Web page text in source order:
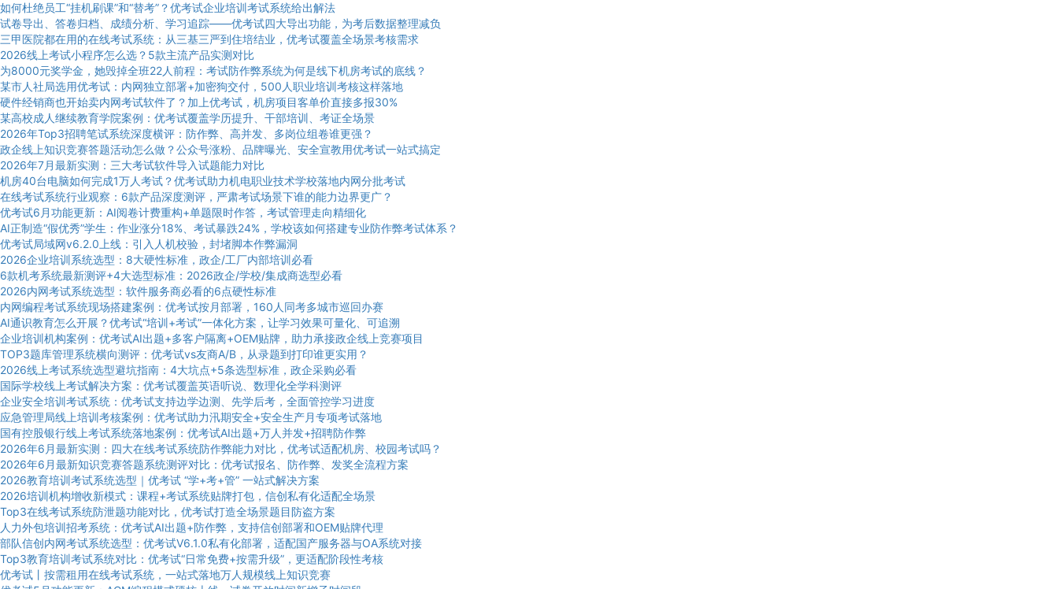
如何杜绝员工“挂机刷课”和“替考”？优考试企业培训考试系统给出解法
试卷导出、答卷归档、成绩分析、学习追踪——优考试四大导出功能，为考后数据整理减负
三甲医院都在用的在线考试系统：从三基三严到住培结业，优考试覆盖全场景考核需求
2026线上考试小程序怎么选？5款主流产品实测对比
为8000元奖学金，她毁掉全班22人前程：考试防作弊系统为何是线下机房考试的底线？
某市人社局选用优考试：内网独立部署+加密狗交付，500人职业培训考核这样落地
硬件经销商也开始卖内网考试软件了？加上优考试，机房项目客单价直接多报30%
某高校成人继续教育学院案例：优考试覆盖学历提升、干部培训、考证全场景
2026年Top3招聘笔试系统深度横评：防作弊、高并发、多岗位组卷谁更强？
政企线上知识竞赛答题活动怎么做？公众号涨粉、品牌曝光、安全宣教用优考试一站式搞定
2026年7月最新实测：三大考试软件导入试题能力对比
机房40台电脑如何完成1万人考试？优考试助力机电职业技术学校落地内网分批考试
在线考试系统行业观察：6款产品深度测评，严肃考试场景下谁的能力边界更广？
优考试6月功能更新：AI阅卷计费重构+单题限时作答，考试管理走向精细化
AI正制造“假优秀”学生：作业涨分18%、考试暴跌24%，学校该如何搭建专业防作弊考试体系？
优考试局域网v6.2.0上线：引入人机校验，封堵脚本作弊漏洞
2026企业培训系统选型：8大硬性标准，政企/工厂内部培训必看
6款机考系统最新测评+4大选型标准：2026政企/学校/集成商选型必看
2026内网考试系统选型：软件服务商必看的6点硬性标准
内网编程考试系统现场搭建案例：优考试按月部署，160人同考多城市巡回办赛
AI通识教育怎么开展？优考试“培训+考试”一体化方案，让学习效果可量化、可追溯
企业培训机构案例：优考试AI出题+多客户隔离+OEM贴牌，助力承接政企线上竞赛项目
TOP3题库管理系统横向测评：优考试vs友商A/B，从录题到打印谁更实用？
2026线上考试系统选型避坑指南：4大坑点+5条选型标准，政企采购必看
国际学校线上考试解决方案：优考试覆盖英语听说、数理化全学科测评
企业安全培训考试系统：优考试支持边学边测、先学后考，全面管控学习进度
应急管理局线上培训考核案例：优考试助力汛期安全+安全生产月专项考试落地
国有控股银行线上考试系统落地案例：优考试AI出题+万人并发+招聘防作弊
2026年6月最新实测：四大在线考试系统防作弊能力对比，优考试适配机房、校园考试吗？
2026年6月最新知识竞赛答题系统测评对比：优考试报名、防作弊、发奖全流程方案
2026教育培训考试系统选型｜优考试 “学+考+管” 一站式解决方案
2026培训机构增收新模式：课程+考试系统贴牌打包，信创私有化适配全场景
Top3在线考试系统防泄题功能对比，优考试打造全场景题目防盗方案
人力外包培训招考系统：优考试AI出题+防作弊，支持信创部署和OEM贴牌代理
部队信创内网考试系统选型：优考试V6.1.0私有化部署，适配国产服务器与OA系统对接
Top3教育培训考试系统对比：优考试“日常免费+按需升级”，更适配阶段性考核
优考试丨按需租用在线考试系统，一站式落地万人规模线上知识竞赛